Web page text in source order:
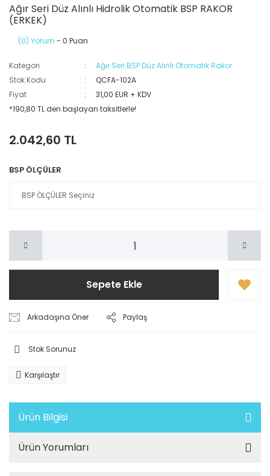
Ağır Seri Düz Alınlı Hidrolik Otomatik BSP RAKOR
(ERKEK)
(0) Yorum - 0 Puan
Kategori
Ağır Seri BSP Düz Alınlı Otomatik Rakor
Stok Kodu
QCFA-102A
Fiyat
31,00 EUR + KDV
*190,80 TL den başlayan taksitlerle!
2.042,60 TL
BSP ÖLÇÜLER
Sepete Ekle
Arkadaşına Öner Paylaş
Stok Sorunuz
Karşılaştır
Ürün Bilgisi
Ürün Yorumları